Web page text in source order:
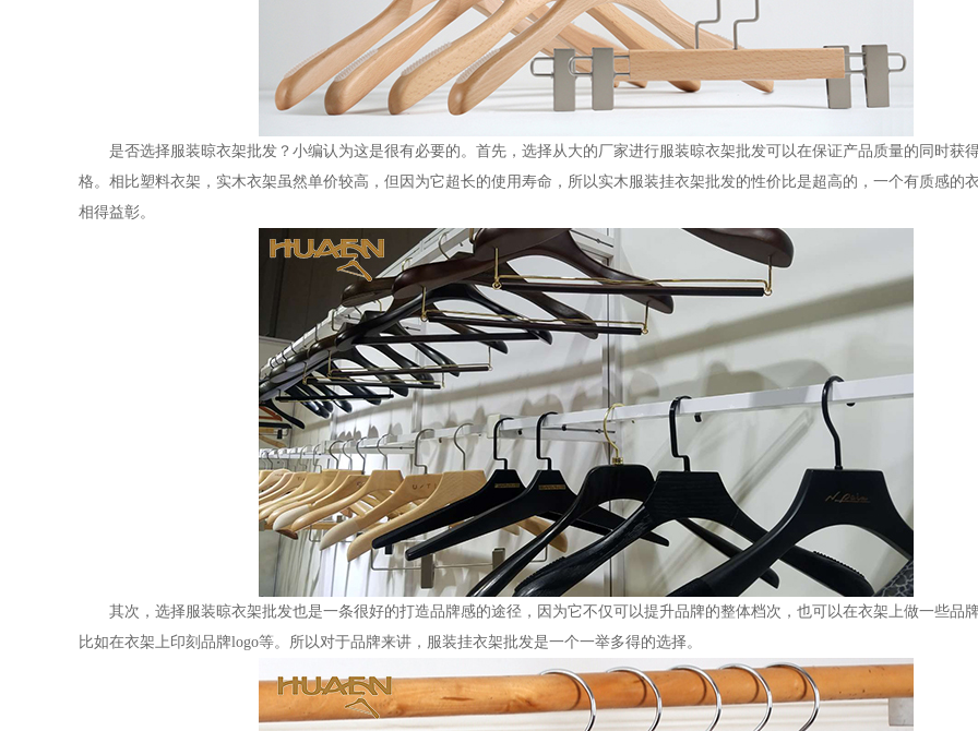
是否选择服装晾衣架批发？小编认为这是很有必要的。首先，选择从大的厂家进行服装晾衣架批发可以在保证产品质量的同时获
格。相比塑料衣架，实木衣架虽然单价较高，但因为它超长的使用寿命，所以实木服装挂衣架批发的性价比是超高的，一个有质感的
相得益彰。
其次，选择服装晾衣架批发也是一条很好的打造品牌感的途径，因为它不仅可以提升品牌的整体档次，也可以在衣架上做一些品
比如在衣架上印刻品牌logo等。所以对于品牌来讲，服装挂衣架批发是一个一举多得的选择。